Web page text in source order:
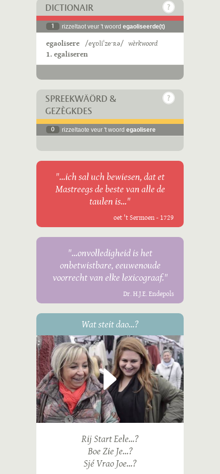
DICTIONAIR
1 rizzeltaot veur 't woord egaoliseerde(t)
egaolisere /eɣɒliˈzeˑʀə/ wèrkwoord
1. egaliseren
SPREEKWÄÖRD &
GEZÈGKDES
0 rizzeltaote veur 't woord egaolisere
"...ich sal uch bewiesen, dat et
Mastreegs de beste van alle de
taulen is..."
oet 't Sermoen - 1729
"...onvolledigheid is het
onbetwistbare, eeuwenoude
voorrecht van elke lexicograaf."
Dr. H.J.E. Endepols
Wat steit dao...?
Rij Start Eele...?
Boe Zie Je...?
Sjé Vrao Joe...?